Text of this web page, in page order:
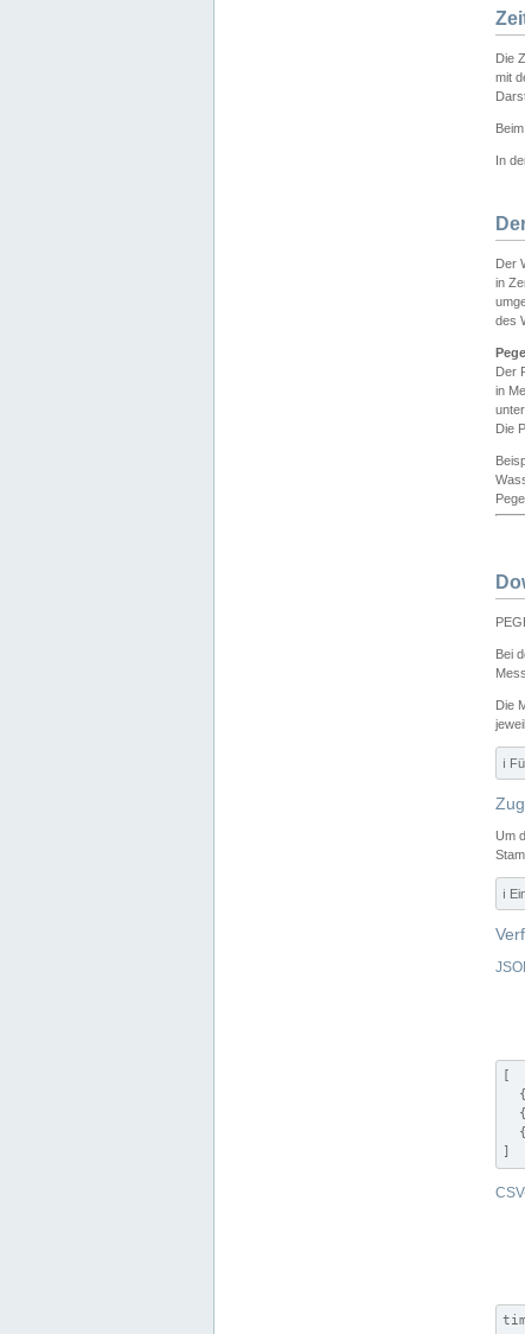
Die
mit
Beim
In
Der
in
des
Der
in
Die
Bei
Die
ℹ️
Um
ℹ️
[
]